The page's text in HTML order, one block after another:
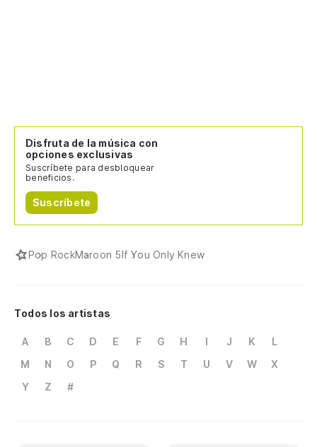
Disfruta de la música con
opciones exclusivas
Suscríbete para desbloquear
beneficios.
Suscríbete
Pop RockMaroon 5If You Only Knew
Todos los artistas
A B C D E F G H I J K
L
M
N O P Q R S T U V W
X
Y
Z #